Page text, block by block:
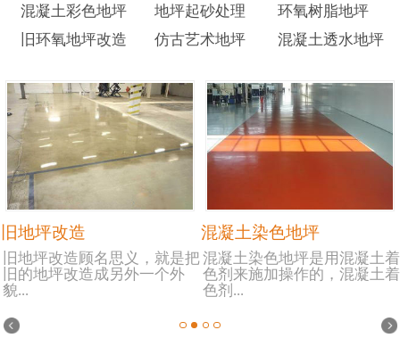
混凝土彩色地坪
地坪起砂处理
环氧树脂地坪
旧环氧地坪改造
仿古艺术地坪 混凝土透水地坪
旧地坪改造
旧地坪改造顾名思义，就是把
旧的地坪改造成另外一个外
貌...
混凝土染色地坪
混凝土染色地坪是用混凝土着
色剂来施加操作的，混凝土着
色剂...